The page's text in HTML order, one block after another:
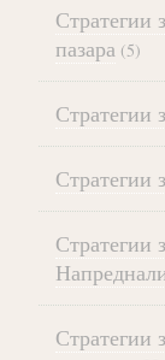
Стратегии
пазара (5)
Стратегии
Стратегии
Стратегии
Стратегии